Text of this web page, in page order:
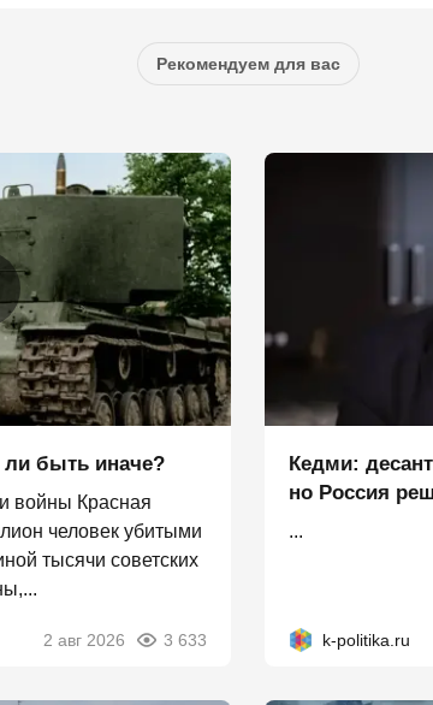
Рекомендуем для вас
ли быть иначе?
войны Красная
человек убитыми
тысячи советских
2 авг 2026 3 633
Кедми:
но Россия
...
k-politika.ru